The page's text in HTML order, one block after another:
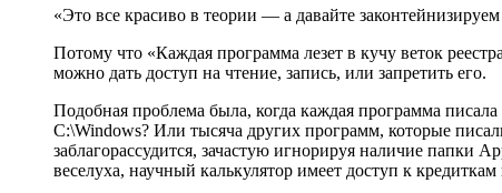
«Это все красиво в теории — а давайте
Потому что «Каждая программа лезет в кучу веток
можно дать доступ на чтение, запись, или запретить его.
Подобная проблема была, когда каждая программа
C:\Windows? Или тысяча других программ, которые
заблагорассудится, зачастую игнорируя наличие папки
веселуха, научный калькулятор имеет доступ к